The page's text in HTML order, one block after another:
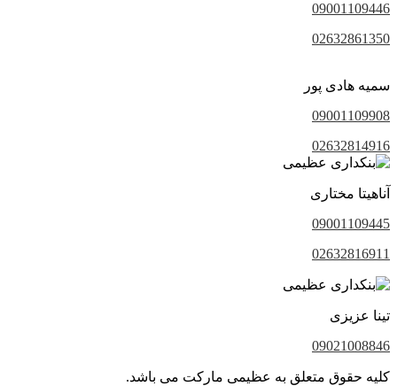
09001109446
02632861350
سمیه هادی پور
09001109908
02632814916
آناهیتا مختاری
09001109445
02632816911
تینا عزیزی
09021008846
کلیه حقوق متعلق به عظیمی مارکت می باشد.